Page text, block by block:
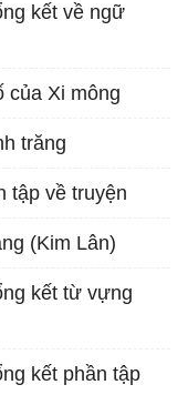
kết về ngữ
của Xi mông
trăng
tập về truyện
(Kim Lân)
kết từ vựng
kết phần tập